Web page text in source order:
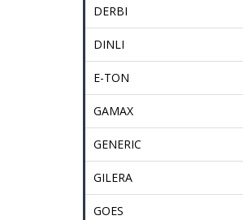
DERBI
DINLI
E-TON
GAMAX
GENERIC
GILERA
GOES